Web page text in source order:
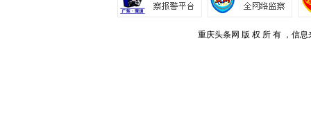
重庆头条网 版 权 所 有 ，信